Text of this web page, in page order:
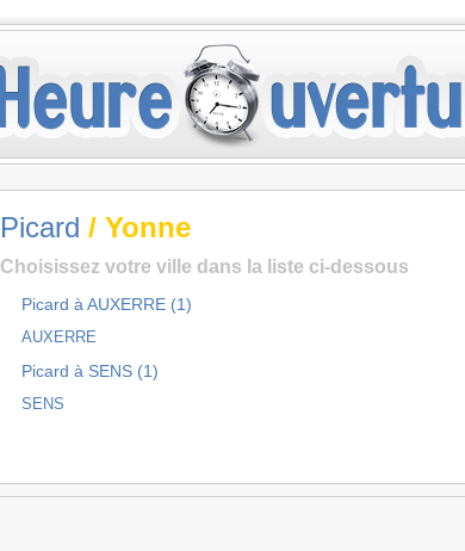
Picard / Yonne
Choisissez votre ville dans la liste ci-dessous
Picard à AUXERRE (1)
AUXERRE
Picard à SENS (1)
SENS